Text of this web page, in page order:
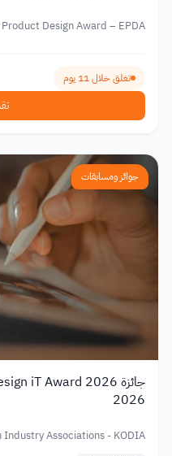
Design Award – EPDA
تغلق خلال 11 يوم
جوائز ومسابقات
2026
Industry Associations - KODIA